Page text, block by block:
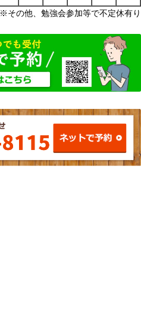
※その他、勉強会参加等で不定休有り